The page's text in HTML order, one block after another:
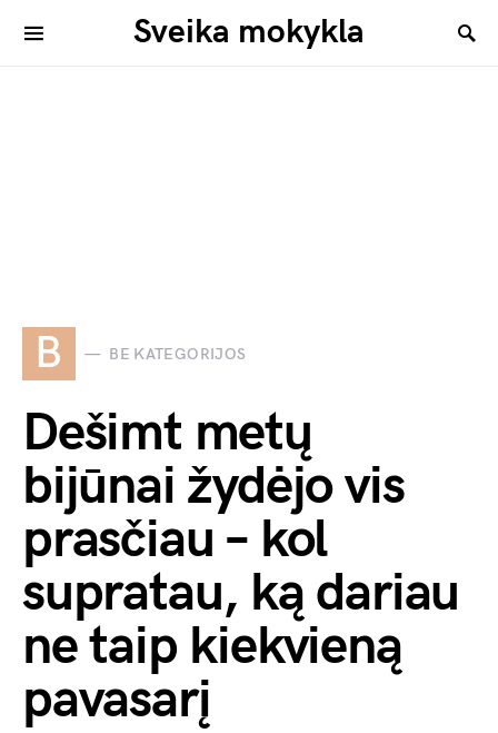
Sveika mokykla
B BE KATEGORIJOS
Dešimt metų
bijūnai žydėjo vis
prasčiau – kol
supratau, ką dariau
ne taip kiekvieną
pavasarį